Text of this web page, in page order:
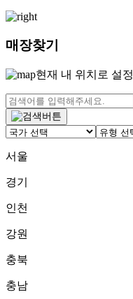
매장찾기
현재 내 위치로 설정
서울
경기
인천
강원
충북
충남